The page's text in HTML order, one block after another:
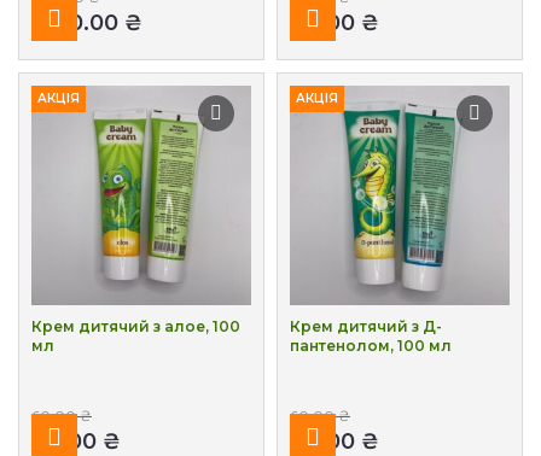
1,100.00 ₴ 40.00 ₴
АКЦІЯ
Крем дитячий з алое, 100
мл
60.00₴
40.00 ₴
АКЦІЯ
Крем дитячий з Д-
пантенолом, 100 мл
60.00₴
40.00 ₴